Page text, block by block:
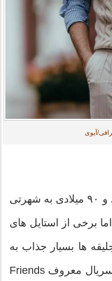
آیوی
جلیقه های بافتنی در میانه دهه ۸۰ و ۹۰ میلادی به شهرتی
برخی از استایل های
این جلیقه ها بسیار جذاب به
نظر می رسند. مثلاً می توانید از سریال معروف Friends